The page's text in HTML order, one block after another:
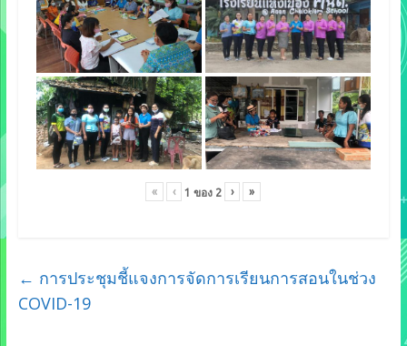
« ‹ 1 ของ 2 › »
← การประชุมชี้แจงการจัดการเรียนการสอนในช่วง
COVID-19